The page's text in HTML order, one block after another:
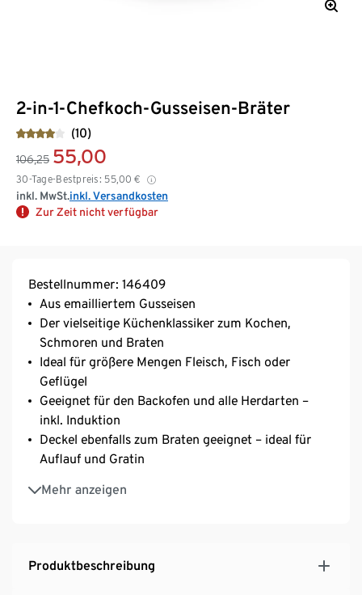
2-in-1-Chefkoch-Gusseisen-Bräter
(10)
106,25 55,00
30-Tage-Bestpreis: 55,00 €
inkl. MwSt.inkl. Versandkosten
Zur Zeit nicht verfügbar
Bestellnummer: 146409
Aus emailliertem Gusseisen
Der vielseitige Küchenklassiker zum Kochen,
Schmoren und Braten
Ideal für größere Mengen Fleisch, Fisch oder
Geflügel
Geeignet für den Backofen und alle Herdarten –
inkl. Induktion
Deckel ebenfalls zum Braten geeignet – ideal für
Auflauf und Gratin
Mehr anzeigen
Für die Zubereitung von 2 Komponenten
Gleichmäßige Wärmeverteilung bis in den Rand
Besonders strapazierfähig und langlebig
Produktbeschreibung